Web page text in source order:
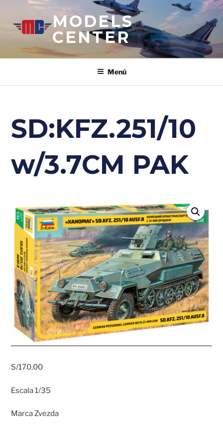
contenido
MODELS
CENTER
Menú
SD:KFZ.251/10
w/3.7CM PAK
S/170.00
Escala 1/35
Marca Zvezda